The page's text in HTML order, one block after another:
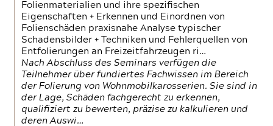
Folienmaterialien und ihre spezifischen
Eigenschaften + Erkennen und Einordnen von
Folienschäden praxisnahe Analyse typischer
Schadensbilder + Techniken und Fehlerquellen von
Entfolierungen an Freizeitfahrzeugen ri…
Nach Abschluss des Seminars verfügen die
Teilnehmer über fundiertes Fachwissen im Bereich
der Folierung von Wohnmobilkarosserien. Sie sind in
der Lage, Schäden fachgerecht zu erkennen,
qualifiziert zu bewerten, präzise zu kalkulieren und
deren Auswi…